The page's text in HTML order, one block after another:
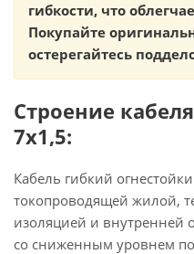
гибкости, что
Покупайте
остерегайтесь
Строение
7х1,5:
Кабель гибкий
токопроводящей жилой,
изоляцией и внутренней
со сниженным уровнем